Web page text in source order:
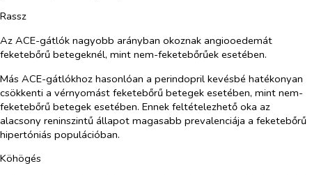
Rassz
Az ACE-gátlók nagyobb arányban okoznak angiooedemát
feketebőrű betegeknél, mint nem-feketebőrűek esetében.
Más ACE-gátlókhoz hasonlóan a perindopril kevésbé hatékonyan
csökkenti a vérnyomást feketebőrű betegek esetében, mint nem-
feketebőrű betegek esetében. Ennek feltételezhető oka az
alacsony reninszintű állapot magasabb prevalenciája a feketebőrű
hipertóniás populációban.
Köhögés